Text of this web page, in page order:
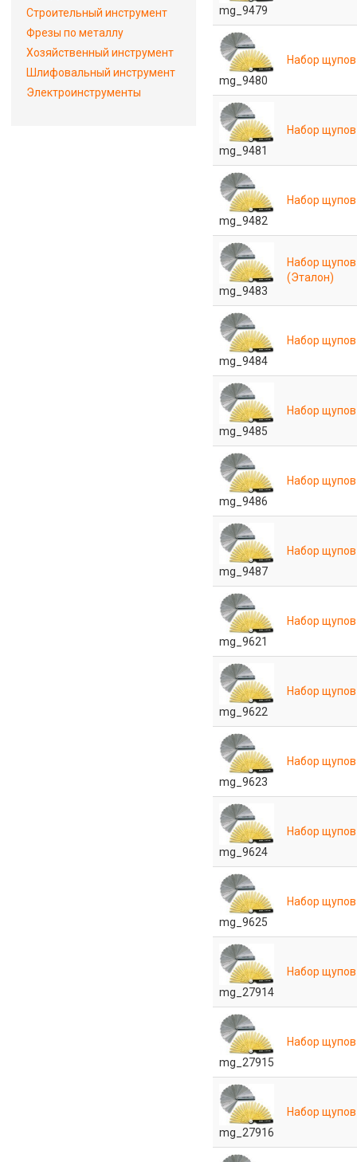
mg_9479
mg_9480
Набор
mg_9481
Набор
mg_9482
Набор
mg_9483
Набор
(Эталон)
mg_9484
Набор
mg_9485
Набор
mg_9486
Набор
mg_9487
Набор
mg_9621
Набор
mg_9622
Набор
mg_9623
Набор
mg_9624
Набор
mg_9625
Набор
mg_27914
Набор
mg_27915
Набор
mg_27916
Набор
Строительный инструмент
Фрезы по металлу
Хозяйственный инструмент
Шлифовальный инструмент
Электроинструменты